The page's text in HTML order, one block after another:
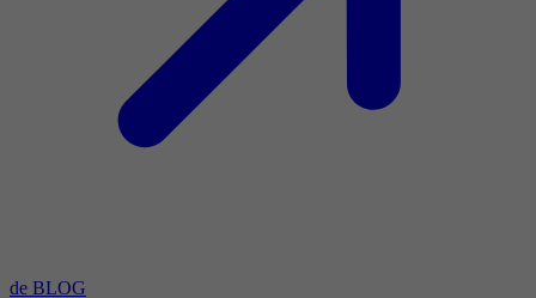
de BLOG